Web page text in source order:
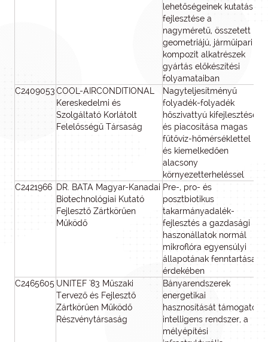
lehetőségeinek kutatás-
fejlesztése a
nagyméretű, összetett
geometriájú, járműipari
kompozit alkatrészek
gyártás előkészítési
folyamataiban
C2409053COOL-AIRCONDITIONAL
Kereskedelmi és
Szolgáltató Korlátolt
Felelősségű Társaság
Nagyteljesítményű
folyadék-folyadék
hőszivattyú kifejlesztése
és piacosítása magas
fűtővíz-hőmérséklettel
és kiemelkedően
alacsony
környezetterheléssel
C2421966 DR. BATA Magyar-Kanadai
Biotechnológiai Kutató
Fejlesztő Zártkörűen
Működő
Pre-, pro- és
posztbiotikus
takarmányadalék-
fejlesztés a gazdasági
haszonállatok normál
mikroflóra egyensúlyi
állapotának fenntartása
érdekében
C2465605 UNITEF '83 Műszaki
Tervező és Fejlesztő
Zártkörűen Működő
Részvénytársaság
Bányarendszerek
energetikai
hasznosítását támogató
intelligens rendszer, a
mélyépítési